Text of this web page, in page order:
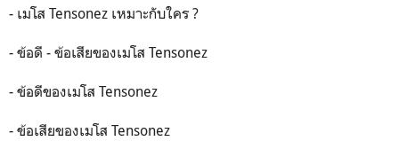
- เมโส Tensonez เหมาะกับใคร ?
- ข้อดี - ข้อเสียของเมโส Tensonez
ㅤㅤ- ข้อดีของเมโส Tensonez
ㅤㅤ- ข้อเสียของเมโส Tensonez